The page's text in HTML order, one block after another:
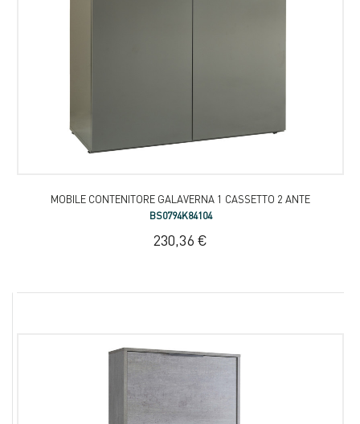
MOBILE CONTENITORE GALAVERNA 1 CASSETTO 2 ANTE
BS0794K84104
230,36 €